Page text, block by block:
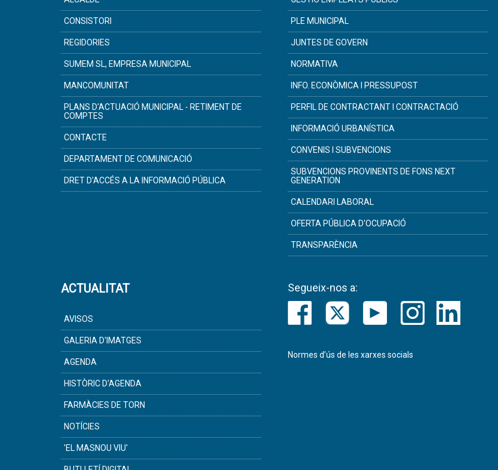
CONSISTORI
REGIDORIES
SUMEM SL, EMPRESA MUNICIPAL
MANCOMUNITAT
PLANS D'ACTUACIÓ MUNICIPAL - RETIMENT DE
COMPTES
CONTACTE
DEPARTAMENT DE COMUNICACIÓ
DRET D'ACCÉS A LA INFORMACIÓ PÚBLICA
PLE MUNICIPAL
JUNTES DE GOVERN
NORMATIVA
INFO. ECONÒMICA I PRESSUPOST
PERFIL DE CONTRACTANT I CONTRACTACIÓ
INFORMACIÓ URBANÍSTICA
CONVENIS I SUBVENCIONS
SUBVENCIONS PROVINENTS DE FONS NEXT
GENERATION
CALENDARI LABORAL
OFERTA PÚBLICA D'OCUPACIÓ
TRANSPARÈNCIA
ACTUALITAT
AVISOS
GALERIA D'IMATGES
AGENDA
HISTÒRIC D'AGENDA
FARMÀCIES DE TORN
NOTÍCIES
'EL MASNOU VIU'
Segueix-nos a:
Normes d’ús de les xarxes socials